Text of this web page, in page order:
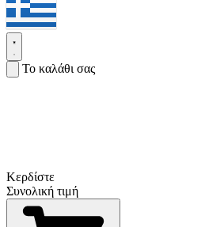
Το καλάθι σας
Κερδίστε
Συνολική τιμή